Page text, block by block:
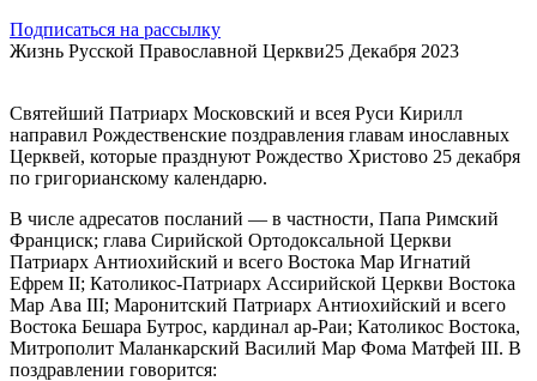
Подписаться на рассылку
Жизнь Русской Православной Церкви25 Декабря 2023
Святейший Патриарх Московский и всея Руси Кирилл
направил Рождественские поздравления главам инославных
Церквей, которые празднуют Рождество Христово 25 декабря
по григорианскому календарю.
В числе адресатов посланий — в частности, Папа Римский
Франциск; глава Сирийской Ортодоксальной Церкви
Патриарх Антиохийский и всего Востока Мар Игнатий
Ефрем II; Католикос-Патриарх Ассирийской Церкви Востока
Map Ава III; Маронитский Патриарх Антиохийский и всего
Востока Бешара Бутрос, кардинал ар-Раи; Католикос Востока,
Митрополит Маланкарский Василий Мар Фома Матфей III. В
поздравлении говорится: